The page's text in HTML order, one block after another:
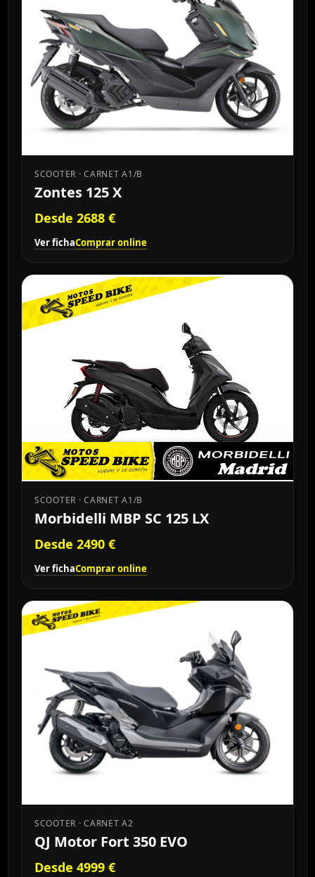
SCOOTER · CARNET A1/B
Zontes 125 X
Desde 2688 €
Ver fichaComprar online
SCOOTER · CARNET A1/B
Morbidelli MBP SC 125 LX
Desde 2490 €
Ver fichaComprar online
SCOOTER · CARNET A2
QJ Motor Fort 350 EVO
Desde 4999 €